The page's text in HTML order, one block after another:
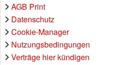
AGB Print
Datenschutz
Cookie-Manager
Nutzungsbedingungen
Verträge hier kündigen